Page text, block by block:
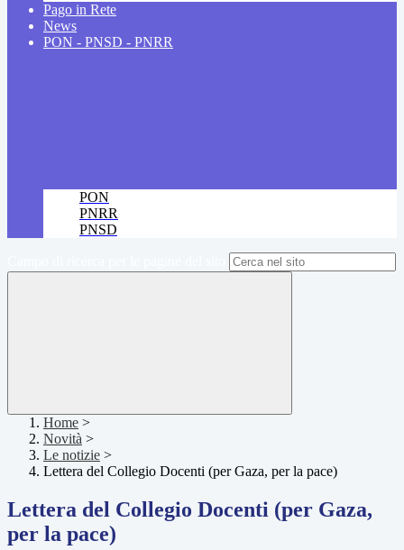
Pago in Rete
News
PON - PNSD - PNRR
PON
PNRR
PNSD
Home >
Novità >
Le notizie >
Lettera del Collegio Docenti (per Gaza, per la pace)
Lettera del Collegio Docenti (per Gaza,
per la pace)